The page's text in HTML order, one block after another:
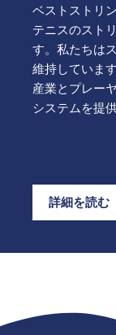
ベストストリ
テニスのスト
す。私たちは
維持していま
産業とプレー
システムを提
詳細を読む